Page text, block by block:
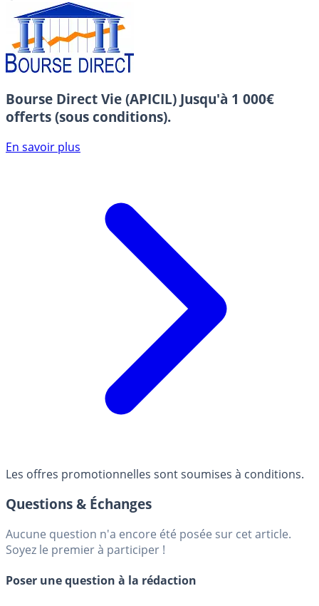
Bourse Direct Vie (APICIL) Jusqu'à 1 000€
offerts (sous conditions).
En savoir plus
Les offres promotionnelles sont soumises à conditions.
Questions & Échanges
Aucune question n'a encore été posée sur cet article.
Soyez le premier à participer !
Poser une question à la rédaction